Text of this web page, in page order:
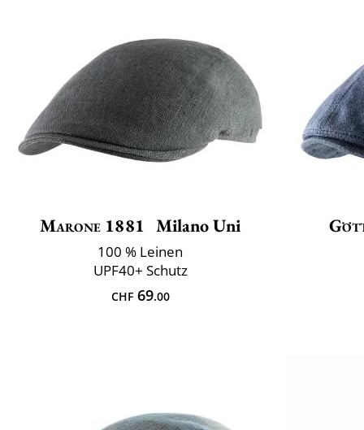
Marone 1881 Milano Uni
100 % Leinen
UPF40+ Schutz
CHF69.00